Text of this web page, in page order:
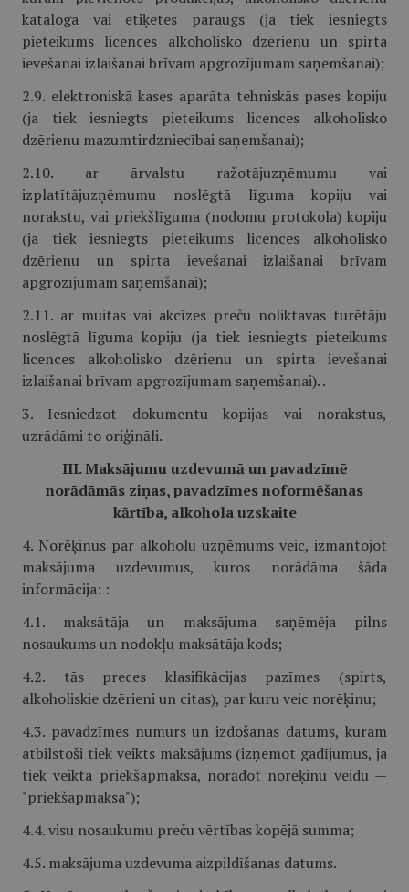
kataloga vai etiķetes paraugs (ja tiek iesniegts
pieteikums licences alkoholisko dzērienu un spirta
ievešanai izlaišanai brīvam apgrozījumam saņemšanai);
2.9. elektroniskā kases aparāta tehniskās pases kopiju
(ja tiek iesniegts pieteikums licences alkoholisko
dzērienu mazumtirdzniecībai saņemšanai);
2.10. ar ārvalstu ražotājuzņēmumu vai
izplatītājuzņēmumu noslēgtā līguma kopiju vai
norakstu, vai priekšlīguma (nodomu protokola) kopiju
(ja tiek iesniegts pieteikums licences alkoholisko
dzērienu un spirta ievešanai izlaišanai brīvam
apgrozījumam saņemšanai);
2.11. ar muitas vai akcīzes preču noliktavas turētāju
noslēgtā līguma kopiju (ja tiek iesniegts pieteikums
licences alkoholisko dzērienu un spirta ievešanai
izlaišanai brīvam apgrozījumam saņemšanai). .
3. Iesniedzot dokumentu kopijas vai norakstus,
uzrādāmi to oriģināli.
III. Maksājumu uzdevumā un pavadzīmē
norādāmās ziņas, pavadzīmes noformēšanas
kārtība, alkohola uzskaite
4. Norēķinus par alkoholu uzņēmums veic, izmantojot
maksājuma uzdevumus, kuros norādāma šāda
informācija: :
4.1. maksātāja un maksājuma saņēmēja pilns
nosaukums un nodokļu maksātāja kods;
4.2. tās preces klasifikācijas pazīmes (spirts,
alkoholiskie dzērieni un citas), par kuru veic norēķinu;
4.3. pavadzīmes numurs un izdošanas datums, kuram
atbilstoši tiek veikts maksājums (izņemot gadījumus, ja
tiek veikta priekšapmaksa, norādot norēķinu veidu —
"priekšapmaksa");
4.4. visu nosaukumu preču vērtības kopējā summa;
4.5. maksājuma uzdevuma aizpildīšanas datums.